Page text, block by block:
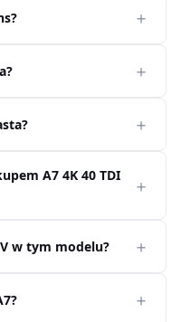
A7 4K 40 TDI
w tym modelu?